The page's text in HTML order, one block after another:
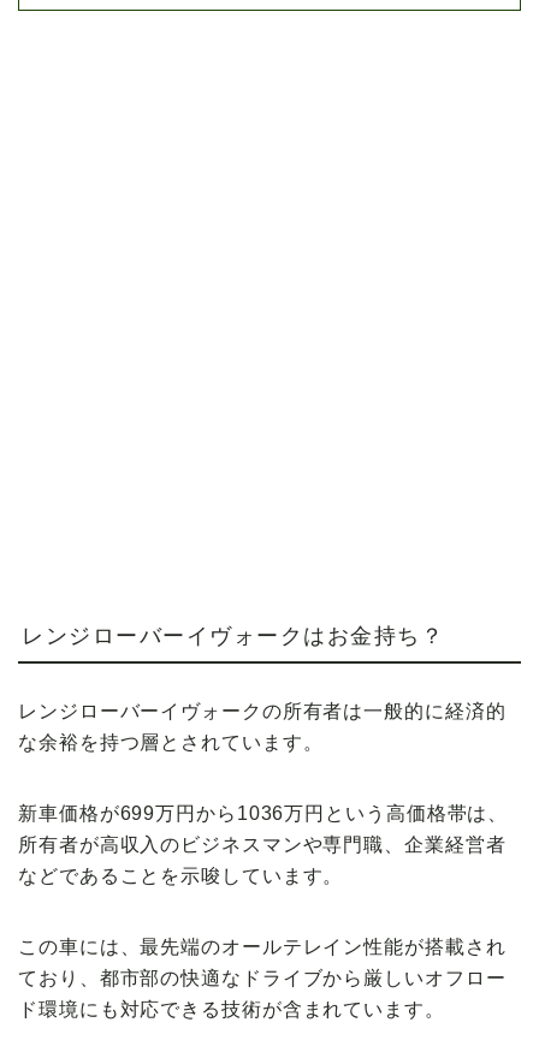
レンジローバーイヴォークはお金持ち？
レンジローバーイヴォークの所有者は一般的に経済的
な余裕を持つ層とされています。
新車価格が699万円から1036万円という高価格帯は、
所有者が高収入のビジネスマンや専門職、企業経営者
などであることを示唆しています。
この車には、最先端のオールテレイン性能が搭載され
ており、都市部の快適なドライブから厳しいオフロー
ド環境にも対応できる技術が含まれています。